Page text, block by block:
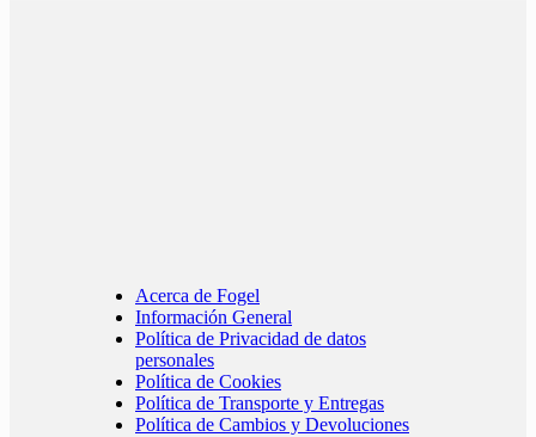
Acerca de Fogel
Información General
Política de Privacidad de datos
personales
Política de Cookies
Política de Transporte y Entregas
Política de Cambios y Devoluciones